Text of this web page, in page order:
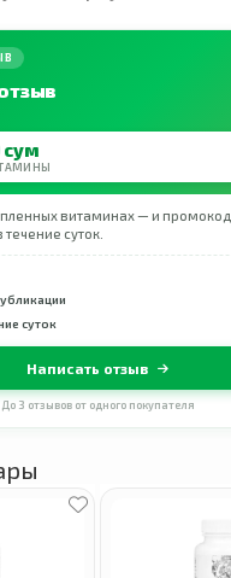
сум
витаминах — и промокод
суток.
суток
Написать отзыв
До 3 отзывов от одного покупателя